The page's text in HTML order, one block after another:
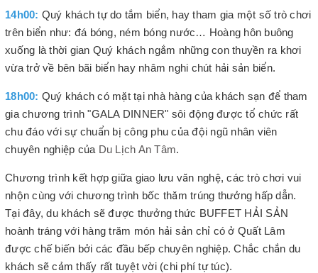
14h00: Quý khách tự do tắm biển, hay tham gia một số trò chơi
trên biển như: đá bóng, ném bóng nước… Hoàng hôn buông
xuống là thời gian Quý khách ngắm những con thuyền ra khơi
vừa trở về bên bãi biển hay nhâm nghi chút hải sản biển.
18h00: Quý khách có mặt tại nhà hàng của khách sạn để tham
gia chương trình "GALA DINNER" sôi động được tổ chức rất
chu đáo với sự chuẩn bị công phu của đội ngũ nhân viên
chuyên nghiệp của Du Lịch An Tâm.
Chương trình kết hợp giữa giao lưu văn nghệ, các trò chơi vui
nhộn cùng với chương trình bốc thăm trúng thưởng hấp dẫn.
Tại đây, du khách sẽ được thưởng thức BUFFET HẢI SẢN
hoành tráng với hàng trăm món hải sản chỉ có ở Quất Lâm
được chế biến bởi các đầu bếp chuyên nghiệp. Chắc chắn du
khách sẽ cảm thấy rất tuyệt vời (chi phí tự túc).